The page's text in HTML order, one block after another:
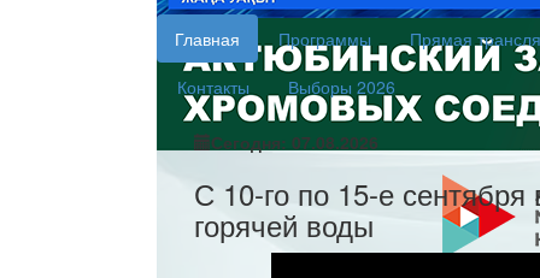
Главная Программы
Прямая
Контакты
Выборы 2026
Сегодня: 07.08.2026
С 10-го по 15-е сентября
горячей воды